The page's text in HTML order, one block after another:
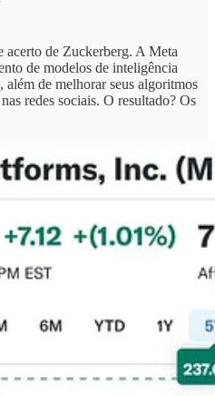
de Zuckerberg. A Meta
de modelos de inteligência
, além de melhorar seus algoritmos
redes sociais. O resultado? Os